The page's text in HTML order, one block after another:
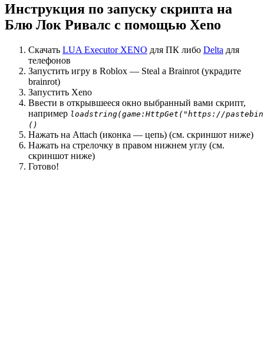
Инструкция по запуску скрипта на
Блю Лок Ривалс с помощью Xeno
Скачать LUA Executor XENO для ПК либо Delta для
телефонов
Запустить игру в Roblox — Steal a Brainrot (украдите
brainrot)
Запустить Xeno
Ввести в открывшееся окно выбранный вами скрипт,
например loadstring(game:HttpGet("https://
()
Нажать на Attach (иконка — цепь) (см. скриншот ниже)
Нажать на стрелочку в правом нижнем углу (см.
скриншот ниже)
Готово!